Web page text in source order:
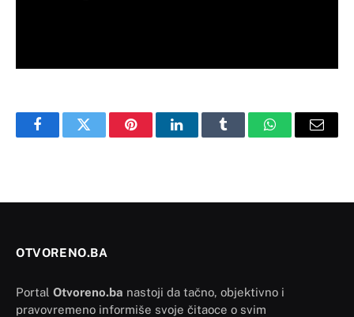
FacebookTwitter PinterestLinkedInTumblr WhatsAppEmail
OTVORENO.BA
Portal Otvoreno.ba nastoji da tačno, objektivno i
pravovremeno informiše svoje čitaoce o svim